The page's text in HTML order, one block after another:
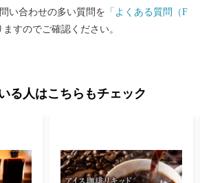
い合わせの多い質問を 「よくある質問（F
すのでご確認ください。
る人はこちらもチェック